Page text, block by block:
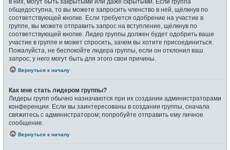
общедоступна, то вы можете запросить членство в ней, щёлкнув по
соответствующей кнопке. Если требуется одобрение на участие в
группе, вы можете отправить запрос на вступление, щёлкнув по
соответствующей кнопке. Лидер группы должен будет одобрить ваше
участие в группе и может спросить, зачем вы хотите присоединиться.
Пожалуйста, не беспокойте лидера группы, если он отклонил ваш
запрос; у него могут быть для этого свои причины.
Вернуться к началу
Как мне стать лидером группы?
Лидеры групп обычно назначаются при их создании администраторами
конференции. Если вы заинтересованы в создании группы, сначала
свяжитесь с администратором; попробуйте отправить ему личное
сообщение.
Вернуться к началу